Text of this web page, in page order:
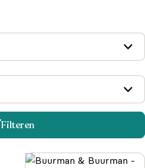
Filteren